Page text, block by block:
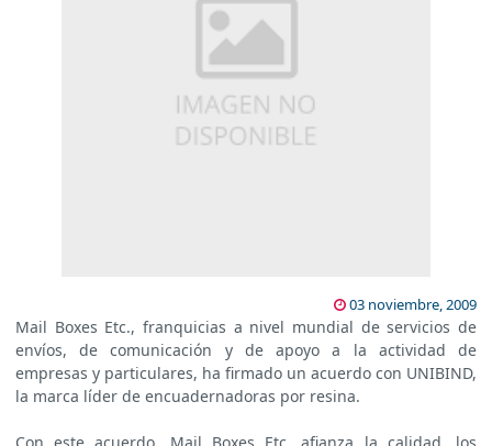
03 noviembre, 2009
Mail Boxes Etc., franquicias a nivel mundial de servicios de
envíos, de comunicación y de apoyo a la actividad de
empresas y particulares, ha firmado un acuerdo con UNIBIND,
la marca líder de encuadernadoras por resina.